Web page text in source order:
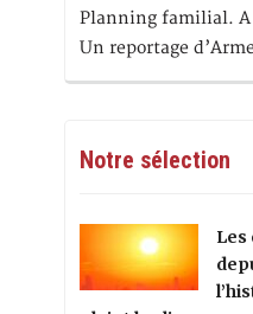
Planning familial.
Un reportage
Notre sélection
Les